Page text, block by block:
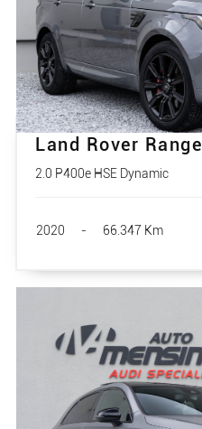
Land Rover
2.0 P400e HSE Dynamic
2020 - 66.347 Km